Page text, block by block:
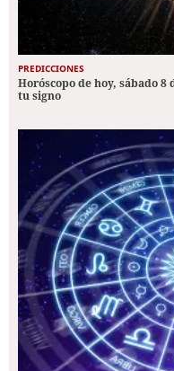
PREDICCIONES
Horóscopo de hoy, sábado
tu signo